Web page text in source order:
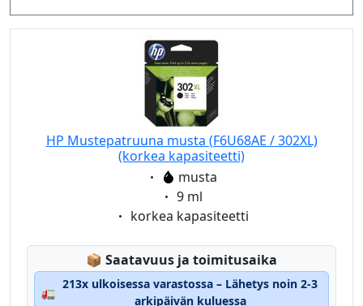
HP Mustepatruuna musta (F6U68AE / 302XL)
(korkea kapasiteetti)
Eigenschaft:
musta
Eigenschaft:
9 ml
Eigenschaft:
korkea kapasiteetti
📦 Lagerstatus:
Saatavuus ja toimitusaika
🚛
213x ulkoisessa varastossa – Lähetys noin 2-3
arkipäivän kuluessa